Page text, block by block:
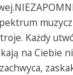
Każdy
na Ciebie